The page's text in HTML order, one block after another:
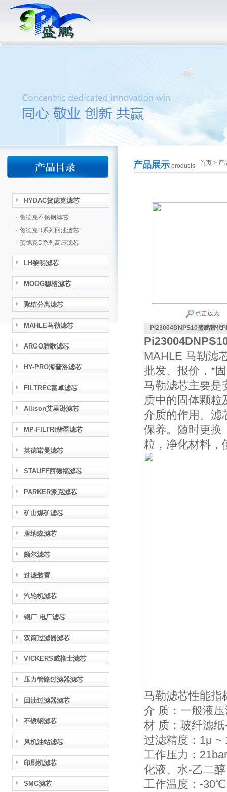
HYDAC贺德克滤芯
· 贺德克不锈钢滤芯
· 贺德克R系列回油滤芯
· 贺德克D系列高压滤芯
LH黎明滤芯
MOOG穆格滤芯
聚结分离滤芯
MAHLE马勒滤芯
ARGO雅歌滤芯
HY-PRO海普洛滤芯
FILTREC富卓滤芯
Allison艾里逊滤芯
MP-FILTRI翡翠滤芯
英德诺曼滤芯
STAUFF西德福滤芯
PARKER派克滤芯
矿山煤矿滤芯
唐纳森滤芯
颇尔滤芯
过滤装置
汽轮机滤芯
钢厂 电厂滤芯
双筒过滤器滤芯
VICKERS威格士滤芯
压力管路过滤器滤芯
回油过滤器滤芯
不锈钢滤芯
风机油站滤芯
印刷机滤芯
SMC滤芯
产品展示products 首页> 产
点击放大
Pi23004DNPS10盛鹏替代
MAHLE 马勒滤
批发、报价，*
马勒滤芯主要是
质中的固体颗粒
介质的作用。滤
保养。随时更换
粒，净化材料，
马勒滤芯性能指
介 质：一般液
材 质：玻纤滤
过滤精度：1μ ~
工作压力：
化液、水-乙二醇
工作温度：-